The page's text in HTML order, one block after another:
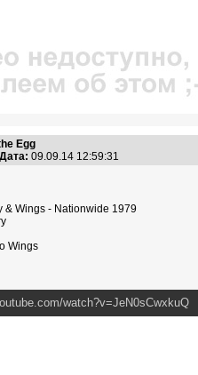
Egg
Дата: 09.09.14 12:59:31
& Wings - Nationwide 1979
Wings
watch?v=JeN0sCwxkuQ